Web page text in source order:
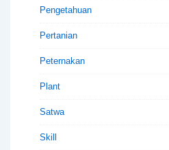
Pengetahuan
Pertanian
Peternakan
Plant
Satwa
Skill